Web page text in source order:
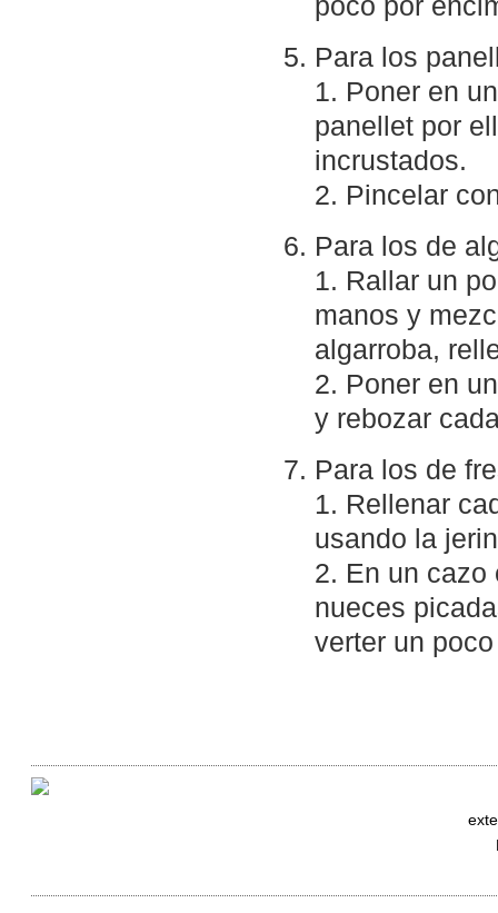
Para los
1. Poner en
panellet por
incrustados.
2. Pincelar
Para los de
1. Rallar un
manos y
algarroba,
2. Poner en
y rebozar
Para los de
1. Rellenar
usando la
2. En un cazo
nueces
verter un